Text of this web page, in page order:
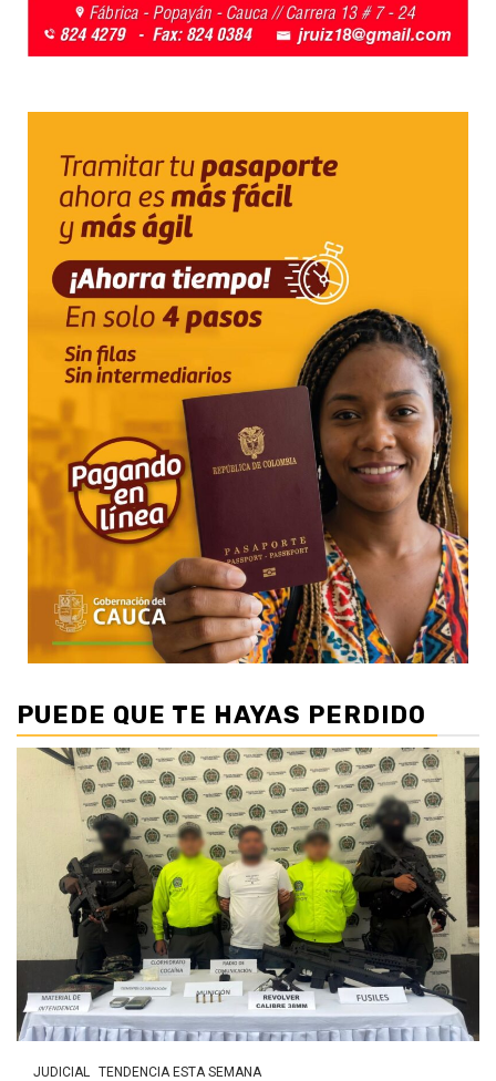
PUEDE QUE TE HAYAS PERDIDO
JUDICIAL TENDENCIA ESTA SEMANA